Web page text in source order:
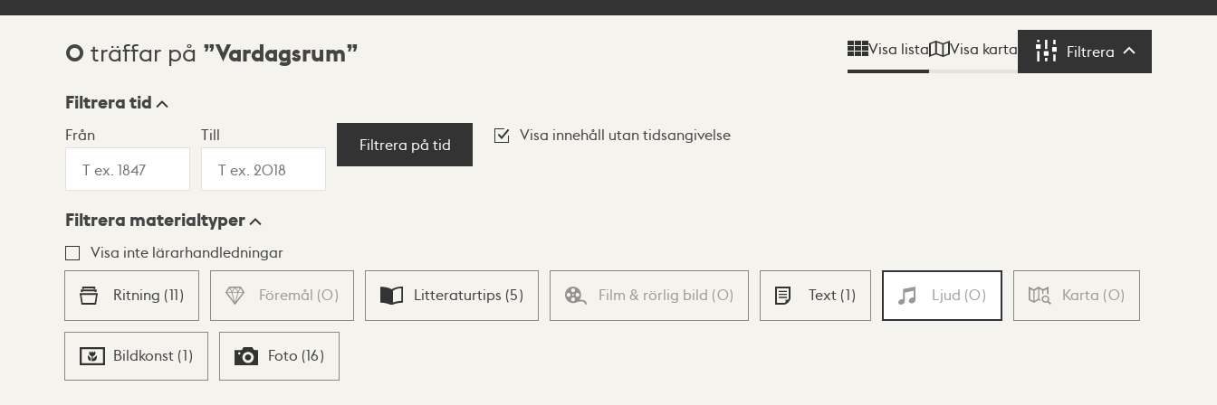
Sökresultat
0 träffar på Vardagsrum Visa lista Visa karta Filtrera Filtrera
Visningsläge
Lista Karta
Filtrera tid
Från Till
Filtrera på tid
Visa innehåll utan tidsangivelse
Filtrera materialtyper
Visa inte lärarhandledningar
Ritning (11) Föremål (0) Litteraturtips (5) Film & rörlig bild (0) Text (1) Ljud (0) Karta (0)
Bildkonst (1) Foto (16)